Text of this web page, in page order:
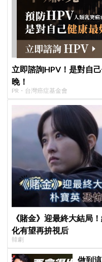
立即諮詢HPV！是對自
晚！
PR・台灣癌症基金會
《賭金》迎最終大結局
化有望再拚視后
韓劇
做到